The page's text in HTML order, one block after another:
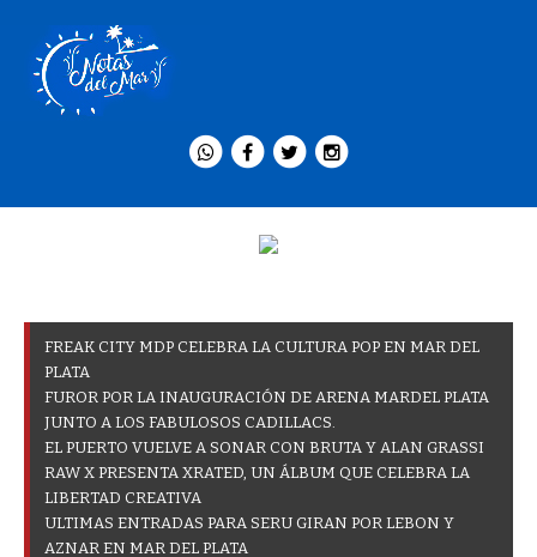
FREAK CITY MDP CELEBRA LA CULTURA POP EN MAR DEL
PLATA
FUROR POR LA INAUGURACIÓN DE ARENA MARDEL PLATA
JUNTO A LOS FABULOSOS CADILLACS.
EL PUERTO VUELVE A SONAR CON BRUTA Y ALAN GRASSI
RAW X PRESENTA XRATED, UN ÁLBUM QUE CELEBRA LA
LIBERTAD CREATIVA
ULTIMAS ENTRADAS PARA SERU GIRAN POR LEBON Y
AZNAR EN MAR DEL PLATA